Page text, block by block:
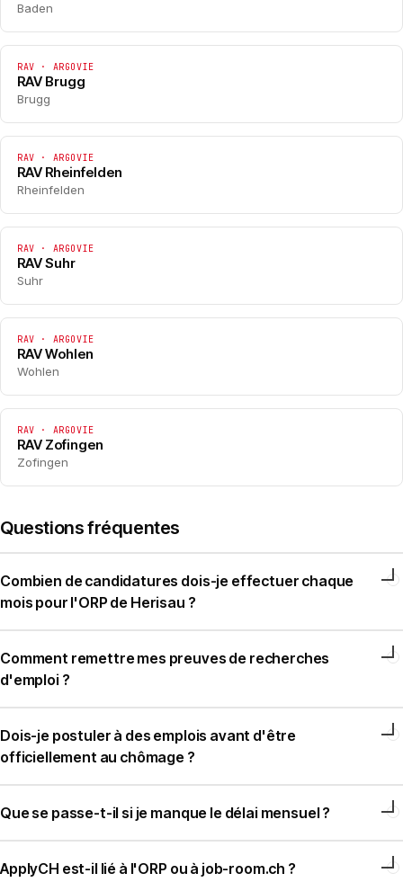
Baden
RAV · ARGOVIE
RAV Brugg
Brugg
RAV · ARGOVIE
RAV Rheinfelden
Rheinfelden
RAV · ARGOVIE
RAV Suhr
Suhr
RAV · ARGOVIE
RAV Wohlen
Wohlen
RAV · ARGOVIE
RAV Zofingen
Zofingen
Questions fréquentes
Combien de candidatures dois-je effectuer chaque
mois pour l'ORP de Herisau ?
Comment remettre mes preuves de recherches
d'emploi ?
Dois-je postuler à des emplois avant d'être
officiellement au chômage ?
Que se passe-t-il si je manque le délai mensuel ?
ApplyCH est-il lié à l'ORP ou à job-room.ch ?